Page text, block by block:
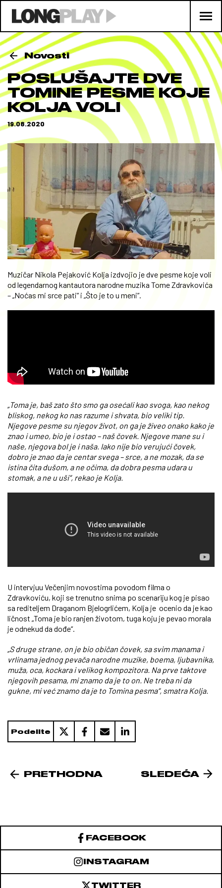
Novosti
POSLUŠAJTE DVE
TOMINE PESME KOJE
KOLJA VOLI
19.08.2020
Muzičar Nikola Pejaković Kolja izdvojio je dve pesme koje voli
od legendarnog kantautora narodne muzika Tome Zdravkovića
– „Noćas mi srce pati“ i „Što je to u meni“.
„Toma je, baš zato što smo ga osećali kao svoga, kao nekog
bliskog, nekog ko nas razume i shvata, bio veliki tip.
Njegove pesme su njegov život, on ga je živeo onako kako je
znao i umeo, bio je i ostao – naš čovek. Njegove mane su i
naše, njegova bol je i naša. Iako nije bio verujući čovek,
dobro je znao da je centar svega – srce, a ne mozak, da se
istina čita dušom, a ne očima, da dobra pesma udara u
stomak, a ne u uši“, rekao je Kolja.
U intervjuu Večenjim novostima povodom filma o
Zdravkoviću, koji se trenutno snima po scenariju kog je pisao
sa rediteljem Draganom Bjelogrlićem, Kolja je ocenio da je kao
ličnost „Toma je bio ranjen životom, tuga koju je pevao morala
je odnekud da dođe“.
„S druge strane, on je bio običan čovek, sa svim manama i
vrlinama jednog pevača narodne muzike, boema, ljubavnika,
muža, oca, kockara i velikog kompozitora. Na prve taktove
njegovih pesama, mi znamo da je to on. Ne treba ni da
gukne, mi već znamo da je to Tomina pesma“, smatra Kolja.
Podelite
PRETHODNA SLEDEĆA
FACEBOOK
INSTAGRAM
TWITTER